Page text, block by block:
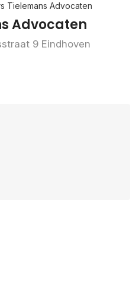
Tielemans Advocaten
Advocaten
9 Eindhoven